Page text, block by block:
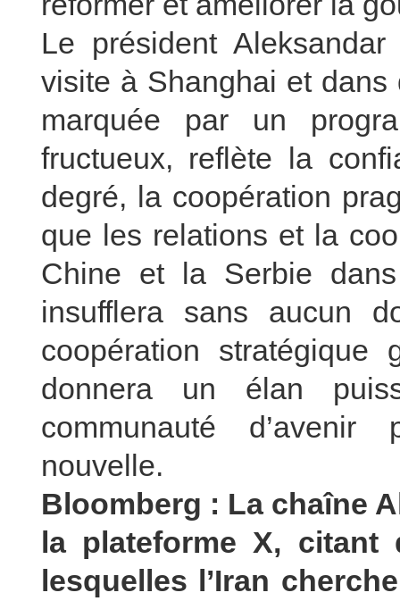
Le président
visite à Shanghai et dans
marquée par un
fructueux, reflète la
degré, la coopération
que les relations et la
Chine et la Serbie
insufflera sans aucun
coopération
donnera un élan
communauté
nouvelle.
Bloomberg : La chaîne
la plateforme X, citant
lesquelles l’Iran